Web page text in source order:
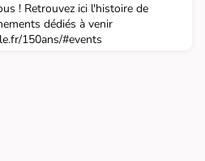
! Retrouvez ici l'histoire de
dédiés à venir
150ans/#events